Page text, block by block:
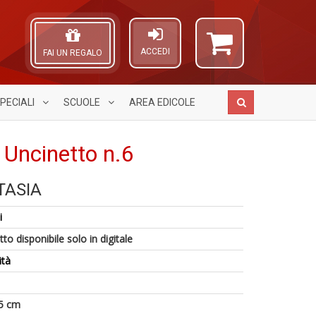
ACCEDI
FAI UN REGALO
SCUOLE AREA EDICOLE
n.6
disponibile solo in digitale
cm